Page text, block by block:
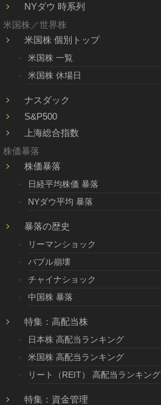
NYダウ 時系列
米国株／世界株
米国株 個別トップ
米国株 一覧
米国株 休場日
ナスダック
S&P500
上海総合指数
株価暴落
株価暴落
日経平均株価 暴落
NYダウ平均 暴落
暴落の歴史
リーマンショック
バブル崩壊
チャイナショック
中国株 暴落
特集：高配当株
日本株 高配当ランキング
米国株 高配当ランキング
リート（REIT） 高配当ランキング
特集：資金管理